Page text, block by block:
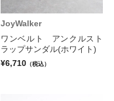
JoyWalker
ワンベルト アンクルスト
ラップサンダル(ホワイト)
¥6,710 （税込）